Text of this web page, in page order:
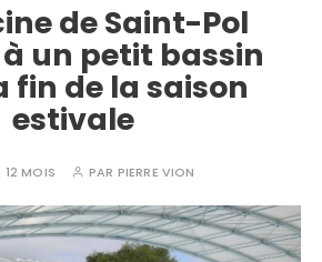
de Saint-Pol
un petit bassin
fin de la saison
estivale
12 MOIS PAR PIERRE VION